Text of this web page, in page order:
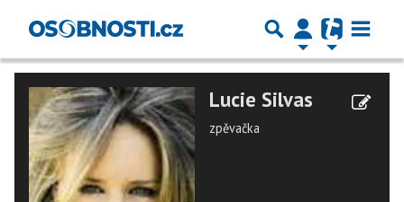
Lucie Silvas
zpěvačka